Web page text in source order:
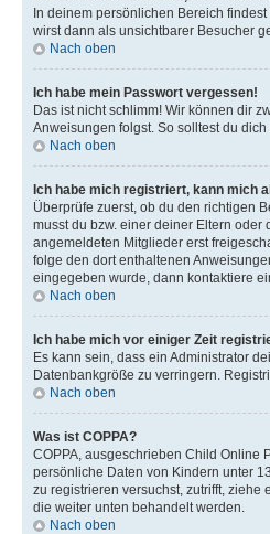
In deinem persönlichen Bereich
wirst dann als unsichtbarer Besucher
Nach oben
Ich habe mein Passwort vergessen!
Das ist nicht schlimm! Wir können dir
Anweisungen folgst. So solltest du
Nach oben
Ich habe mich registriert, kann mich
Überprüfe zuerst, ob du den richtigen
musst du bzw. einer deiner Eltern
angemeldeten Mitglieder erst
folge den dort enthaltenen
eingegeben wurde, dann kontaktiere
Nach oben
Ich habe mich vor einiger Zeit
Es kann sein, dass ein Administrator
Datenbankgröße zu verringern.
Nach oben
Was ist COPPA?
COPPA, ausgeschrieben Child Online
persönliche Daten von Kindern unter
zu registrieren versuchst, zutrifft,
die weiter unten behandelt werden.
Nach oben